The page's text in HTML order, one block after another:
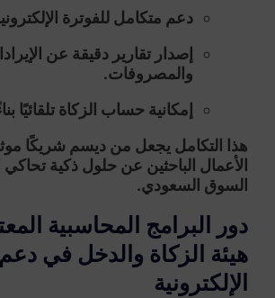
دعم متكامل للفوترة
إصدار تقارير دقيقة عن
والمصروفات.
إمكانية حساب الزكاة تلقائيًا
هذا التكامل يجعل من ديسم شريكًا
الأعمال الباحثين عن حلول ذكية تحاكي
السوق السعودي.
دور البرامج المحاسبية
هيئة الزكاة والدخل في
الإلكترونية